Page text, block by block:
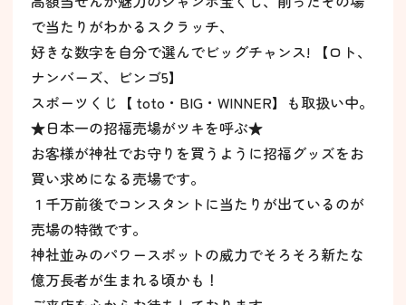
で当たりがわかるスクラッチ、
好きな数字を自分で選んでビッグチャンス! 【ロト、
ナンバーズ、ビンゴ5】
スポーツくじ【 toto・BIG・WINNER】も取扱い中。
★日本一の招福売場がツキを呼ぶ★
お客様が神社でお守りを買うように招福グッズをお
買い求めになる売場です。
１千万前後でコンスタントに当たりが出ているのが
売場の特徴です。
神社並みのパワースポットの威力でそろそろ新たな
億万長者が生まれる頃かも！